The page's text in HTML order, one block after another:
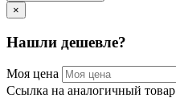
×
Нашли дешевле?
Моя цена
Ссылка на аналогичный товар